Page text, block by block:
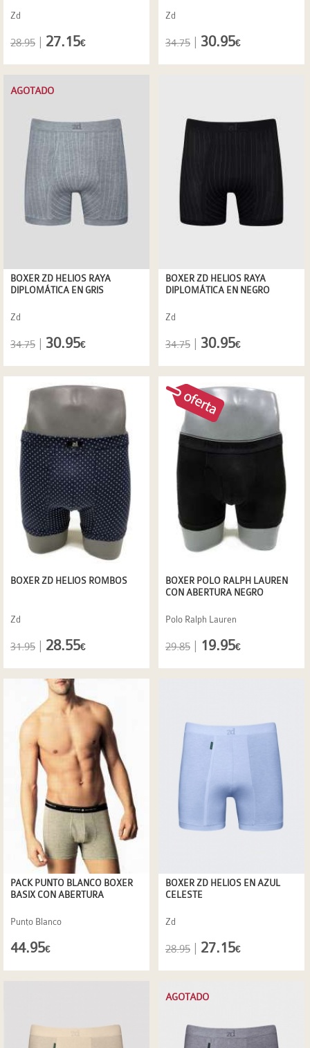
Zd
28.95 | 27.15€
Zd
34.75 | 30.95€
BOXER ZD HELIOS RAYA
DIPLOMÁTICA EN GRIS
Zd
AGOTADO
34.75 30.95€
BOXER ZD HELIOS RAYA
DIPLOMÁTICA EN NEGRO
Zd
34.75 30.95€
BOXER ZD HELIOS ROMBOS
Zd
31.95 28.55€
BOXER POLO RALPH LAUREN
CON ABERTURA NEGRO
Polo Ralph Lauren
29.85 19.95€
PACK PUNTO BLANCO BOXER
BASIX CON ABERTURA
Punto Blanco
44.95€
BOXER ZD HELIOS EN AZUL
CELESTE
Zd
28.95 | 27.15€
AGOTADO